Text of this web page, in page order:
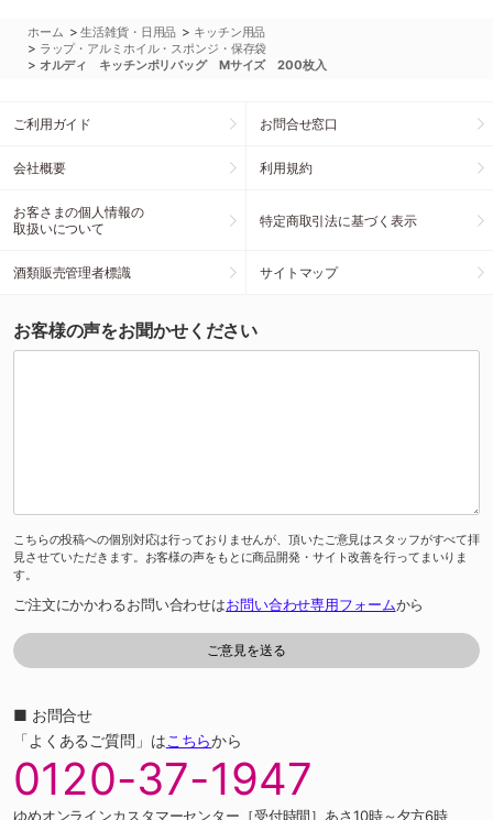
ホーム >生活雑貨・日用品 > キッチン用品
> ラップ・アルミホイル・スポンジ・保存袋
> オルディ キッチンポリバッグ Mサイズ 200枚入
ご利用ガイド お問合せ窓口
会社概要 利用規約
お客さまの個人情報の
取扱いについて
特定商取引法に基づく表示
酒類販売管理者標識 サイトマップ
お客様の声をお聞かせください
こちらの投稿への個別対応は行っておりませんが、頂いたご意見はスタッフがすべて拝
見させていただきます。お客様の声をもとに商品開発・サイト改善を行ってまいりま
す。
ご注文にかかわるお問い合わせはお問い合わせ専用フォームから
■ お問合せ
「よくあるご質問」はこちらから
0120-37-1947
ゆめオンラインカスタマーセンター［受付時間］あさ10時～夕方6時